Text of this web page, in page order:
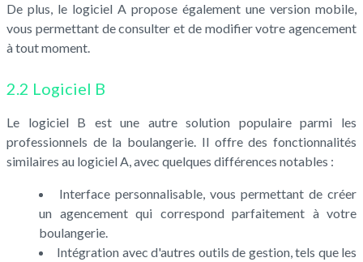
De plus, le logiciel A propose également une version mobile,
vous permettant de consulter et de modifier votre agencement
à tout moment.
2.2 Logiciel B
Le logiciel B est une autre solution populaire parmi les
professionnels de la boulangerie. Il offre des fonctionnalités
similaires au logiciel A, avec quelques différences notables :
Interface personnalisable, vous permettant de créer
un agencement qui correspond parfaitement à votre
boulangerie.
Intégration avec d'autres outils de gestion, tels que les